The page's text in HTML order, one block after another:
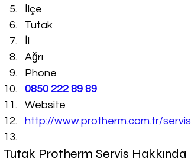
İlçe
Tutak
İl
Ağrı
Phone
0850 222 89 89
Website
http://www.protherm.com.tr/servis
Tutak Protherm Servis Hakkında